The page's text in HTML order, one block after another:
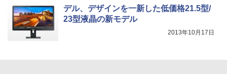
デル、デザインを一新した低価格21.5型/
23型液晶の新モデル
2013年10月17日